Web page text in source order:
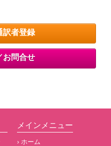
訳者登録
お問合せ
メインメニュー
› ホーム